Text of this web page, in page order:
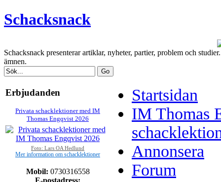
Schacksnack
Schacksnack presenterar artiklar, nyheter, partier, problem och
ämnen.
Erbjudanden
Privata schacklektioner med IM
Thomas Engqvist 2026
Foto: Lars OA Hedlund
Mer information om schacklektioner
Mobil: 0730316558
Startsidan
IM Thomas
Annonsera
Forum